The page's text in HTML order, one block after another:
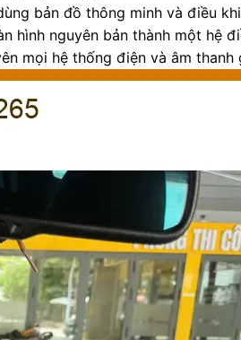
bản đồ thông minh và điều
hình nguyên bản thành một hệ
mọi hệ thống điện và âm thanh